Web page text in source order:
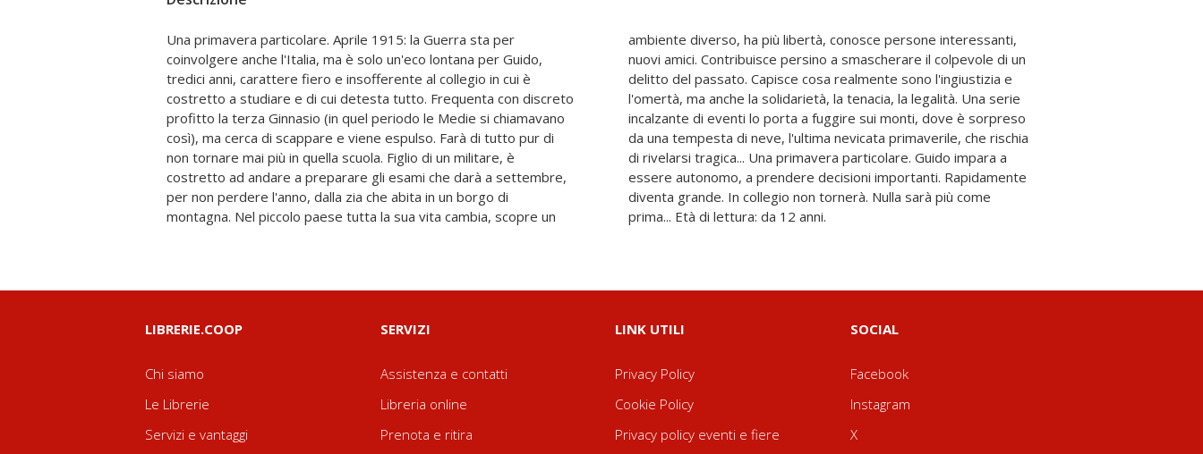
Una primavera particolare. Aprile 1915: la Guerra sta per
coinvolgere anche l'Italia, ma è solo un'eco lontana per Guido,
tredici anni, carattere fiero e insofferente al collegio in cui è
costretto a studiare e di cui detesta tutto. Frequenta con discreto
profitto la terza Ginnasio (in quel periodo le Medie si chiamavano
così), ma cerca di scappare e viene espulso. Farà di tutto pur di
non tornare mai più in quella scuola. Figlio di un militare, è
costretto ad andare a preparare gli esami che darà a settembre,
per non perdere l'anno, dalla zia che abita in un borgo di
montagna. Nel piccolo paese tutta la sua vita cambia, scopre un
ambiente diverso, ha più libertà, conosce persone interessanti,
nuovi amici. Contribuisce persino a smascherare il colpevole di un
delitto del passato. Capisce cosa realmente sono l'ingiustizia e
l'omertà, ma anche la solidarietà, la tenacia, la legalità. Una serie
incalzante di eventi lo porta a fuggire sui monti, dove è sorpreso
da una tempesta di neve, l'ultima nevicata primaverile, che rischia
di rivelarsi tragica... Una primavera particolare. Guido impara a
essere autonomo, a prendere decisioni importanti. Rapidamente
diventa grande. In collegio non tornerà. Nulla sarà più come
prima... Età di lettura: da 12 anni.
LIBRERIE.COOP
Chi siamo
Le Librerie
Servizi e vantaggi
SERVIZI
Assistenza e contatti
Libreria online
Prenota e ritira
LINK UTILI
Privacy Policy
Cookie Policy
Privacy policy eventi e fiere
SOCIAL
Facebook
Instagram
X